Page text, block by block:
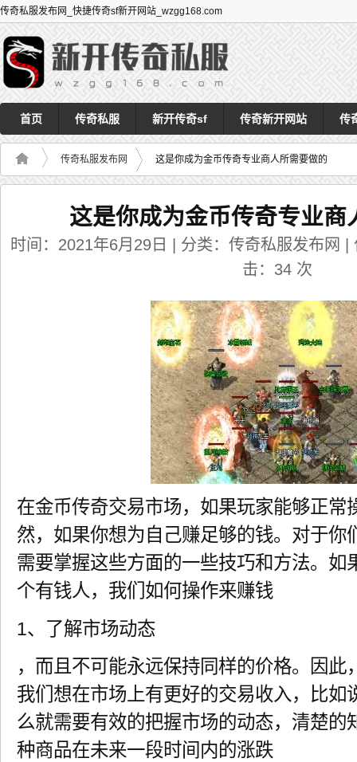
传奇私服发布网_快捷传奇sf新开网站_wzgg168.com
首页 传奇私服 新开传奇sf 传奇新开网站 传
传奇私服发布网 这是你成为金币传奇专业商人所需要做的
这是你成为金币传奇专业商
时间：2021年6月29日 | 分类：传奇私服发布网
击： 34 次
在金币传奇交易市场，如果玩家能够正常
然，如果你想为自己赚足够的钱。对于你
需要掌握这些方面的一些技巧和方法。如
个有钱人，我们如何操作来赚钱
1、了解市场动态
，而且不可能永远保持同样的价格。因此
我们想在市场上有更好的交易收入，比如
么就需要有效的把握市场的动态，清楚的
种商品在未来一段时间内的涨跌